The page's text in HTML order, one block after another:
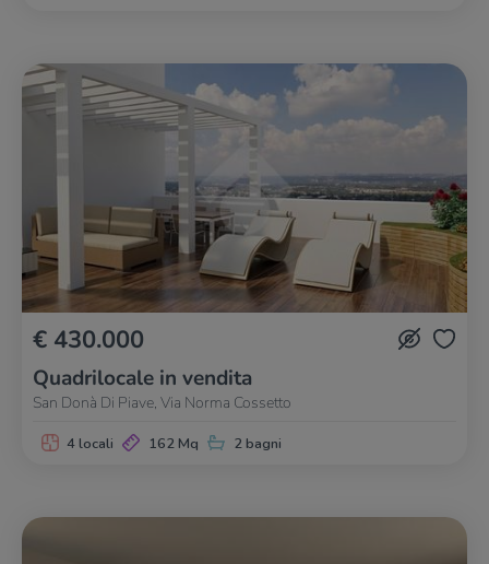
€ 430.000
Quadrilocale in vendita
San Donà Di Piave, Via Norma Cossetto
4 locali 162 Mq 2 bagni